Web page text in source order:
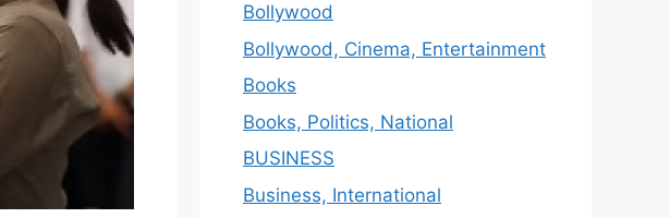
Bollywood
Bollywood, Cinema, Entertainment
Books
Books, Politics, National
BUSINESS
Business, International